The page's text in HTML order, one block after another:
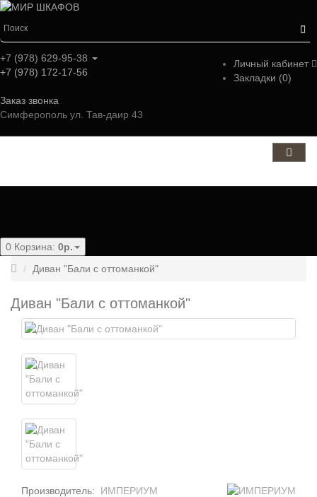
Личный кабинет
Закладки (0)
+7 (978) 629-95-38
+7 (978) 172-17-56
Заказ звонка
Симферополь ул. Тав-даир 43
0 Корзина: 0р.
Диван "Бали с оттоманкой"
Диван "Бали с оттоманкой"
Производитель:
ИМПЕРИУМ